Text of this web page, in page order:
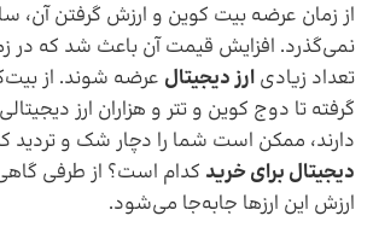
از زمان عرضه بیت کوین و ارزش گرفتن آن،
نمی‌گذرد. افزایش قیمت آن باعث شد که در
تعداد زیادی ارز دیجیتال عرضه شوند. از
گرفته تا دوج کوین و تتر و هزاران ارز
دارند، ممکن است شما را دچار شک و تردید
دیجیتال برای خرید کدام است؟ از طرفی
ارزش این ارزها جابه‌جا می‌شود.